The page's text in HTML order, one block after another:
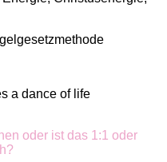
a dance of life
oder ist das 1:1 oder